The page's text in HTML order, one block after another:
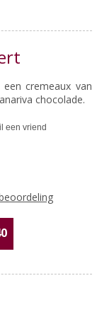
cremeaux van
chocolade.